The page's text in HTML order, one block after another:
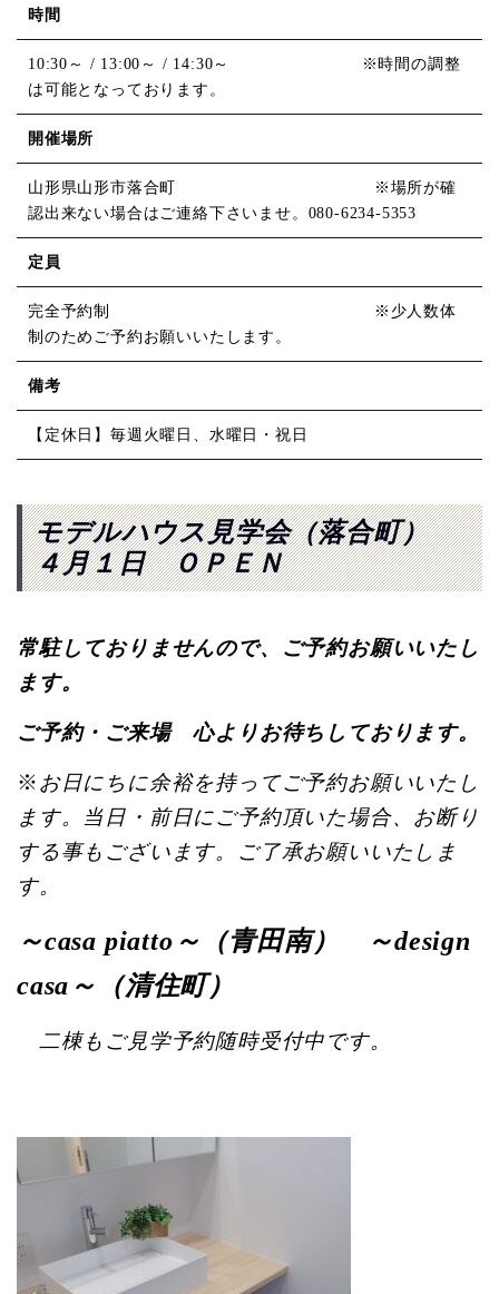
時間
10:30～ / 13:00～ / 14:30～ ※時間の調整
は可能となっております。
開催場所
山形県山形市落合町 ※場所が確
認出来ない場合はご連絡下さいませ。080-6234-5353
定員
完全予約制 ※少人数体
制のためご予約お願いいたします。
備考
【定休日】毎週火曜日、水曜日・祝日
モデルハウス見学会（落合町）
４月１日 ＯＰＥＮ
常駐しておりませんので、ご予約お願いいたし
ます。
ご予約・ご来場 心よりお待ちしております。
※お日にちに余裕を持ってご予約お願いいたし
ます。
当日・前日にご予約頂いた場合、 お断り
する事もございます。ご了承お願いいたしま
す。
～casa piatto～（青田南） ～design
casa～（清住町）
二棟もご見学予約随時受付中です。